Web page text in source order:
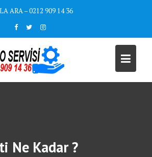
ARA – 0212 909 14 36
Ne Kadar ?